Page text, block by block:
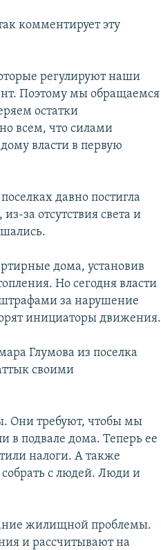
комментирует эту
регулируют наши
Поэтому мы обращаемся
остатки
всем, что силами
власти в первую
давно постигла
за отсутствия света и
дома, установив
Но сегодня власти
за нарушение
инициаторы движения.
Глумова из поселка
своими
Они требуют, чтобы мы
в подвале дома. Теперь ее
налоги. А также
с людей. Люди и
жилищной проблемы.
и рассчитывают на